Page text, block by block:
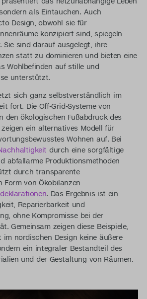
als Eintauchen. Auch
Design, obwohl sie für
konzipiert sind, spiegeln
Sie sind darauf ausgelegt, ihre
statt zu dominieren und bieten eine
Wohlbefinden auf stille und
unterstützt.
sich ganz selbstverständlich im
fort. Die Off-Grid-Systeme von
den ökologischen Fußabdruck des
ein alternatives Modell für
Wohnen auf. Bei
durch eine sorgfältige
abfallarme Produktionsmethoden
durch transparente
von Ökobilanzen
. Das Ergebnis ist ein
Reparierbarkeit und
ohne Kompromisse bei der
Gemeinsam zeigen diese Beispiele,
nordischen Design keine äußere
ein integraler Bestandteil des
und der Gestaltung von Räumen.